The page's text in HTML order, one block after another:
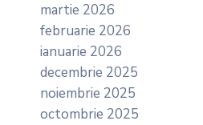
martie 2026
februarie 2026
ianuarie 2026
decembrie 2025
noiembrie 2025
octombrie 2025